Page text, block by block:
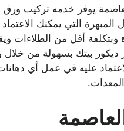
يوفر خدمه تركيب ورق
المبهرة التي يمكنك
وبتكلفة أقل من الطلاءات
ديكور بيتك بسهولة من
عليه في عمل أي
العاصمة